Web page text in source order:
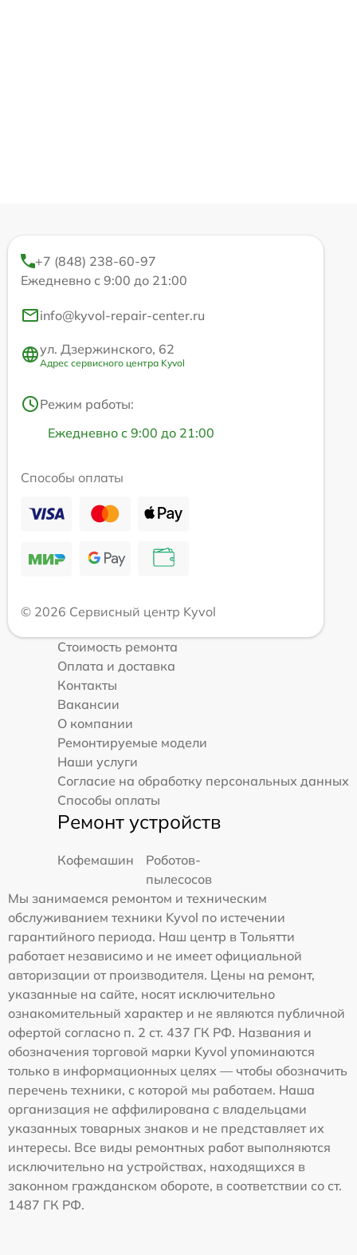
+7 (848) 238-60-97
Ежедневно с 9:00 до 21:00
info@kyvol-repair-center.ru
ул. Дзержинского, 62
Адрес сервисного центра Kyvol
Режим работы:
Ежедневно с 9:00 до 21:00
Способы оплаты
© 2026 Сервисный центр Kyvol
Стоимость ремонта
Оплата и доставка
Контакты
Вакансии
О компании
Ремонтируемые модели
Наши услуги
Согласие на обработку персональных данных
Способы оплаты
Ремонт устройств
Кофемашин
Роботов-
пылесосов
Мы занимаемся ремонтом и техническим
обслуживанием техники Kyvol по истечении
гарантийного периода. Наш центр в Тольятти
работает независимо и не имеет официальной
авторизации от производителя. Цены на ремонт,
указанные на сайте, носят исключительно
ознакомительный характер и не являются публичной
офертой согласно п. 2 ст. 437 ГК РФ. Названия и
обозначения торговой марки Kyvol упоминаются
только в информационных целях — чтобы обозначить
перечень техники, с которой мы работаем. Наша
организация не аффилирована с владельцами
указанных товарных знаков и не представляет их
интересы. Все виды ремонтных работ выполняются
исключительно на устройствах, находящихся в
законном гражданском обороте, в соответствии со ст.
1487 ГК РФ.